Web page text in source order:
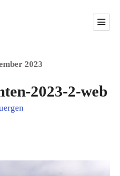
2023
2023-2-web